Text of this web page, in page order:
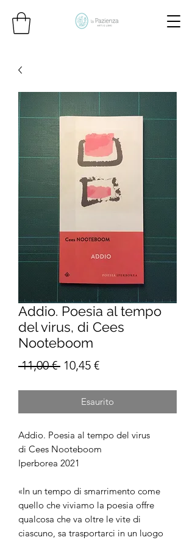
Addio. Poesia al tempo
del virus, di Cees
Nooteboom
11,00 € Prezzo
10,45 €Prezzo
Esaurito
Addio. Poesia al tempo del virus
di Cees Nooteboom
Iperborea 2021
«In un tempo di smarrimento come
quello che viviamo la poesia offre
qualcosa che va oltre le vite di
ciascuno, sa trasportarci in un luogo